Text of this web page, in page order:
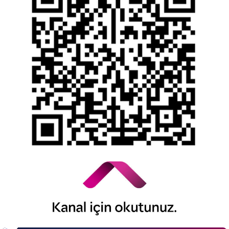
Kişisel Verilerin Korunması
YTM - Zamanaşımına Uğrayacak Emanet ve
Alacaklar
Kamuyu Aydınlatma Esaslarına İlişkin Duyuru